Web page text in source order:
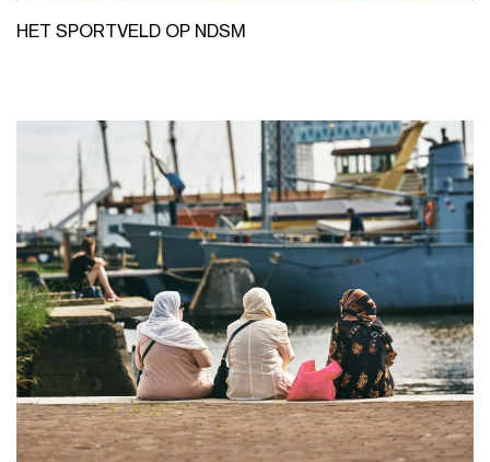
HET SPORTVELD OP NDSM